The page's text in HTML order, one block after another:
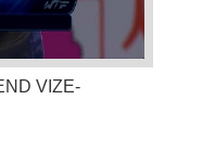
VIZE-